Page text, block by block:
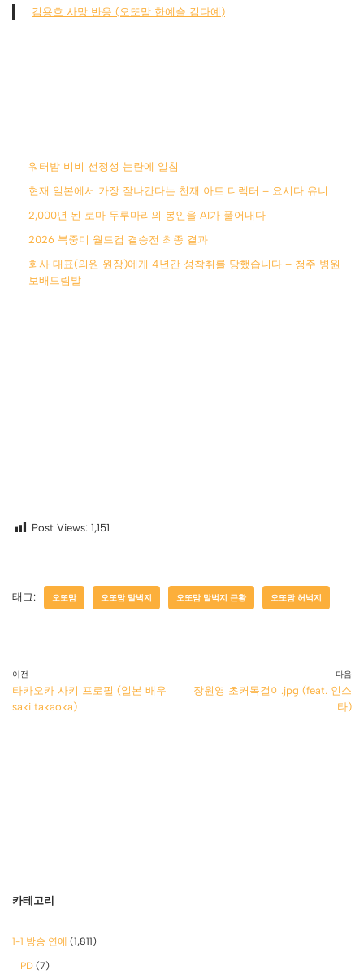
김용호 사망 반응 (오또맘 한예슬 김다예)
워터밤 비비 선정성 논란에 일침
현재 일본에서 가장 잘나간다는 천재 아트 디렉터 – 요시다 유니
2,000년 된 로마 두루마리의 봉인을 AI가 풀어내다
2026 북중미 월드컵 결승전 최종 결과
회사 대표(의원 원장)에게 4년간 성착취를 당했습니다 – 청주 병원
보배드림발
Post Views: 1,151
태그: 오또맘 오또맘 말벅지 오또맘 말벅지 근황 오또맘 허벅지
이전
타카오카 사키 프로필 (일본 배우
saki takaoka)
다음
장원영 초커목걸이.jpg (feat. 인스
타)
카테고리
1-1 방송 연예 (1,811)
PD (7)